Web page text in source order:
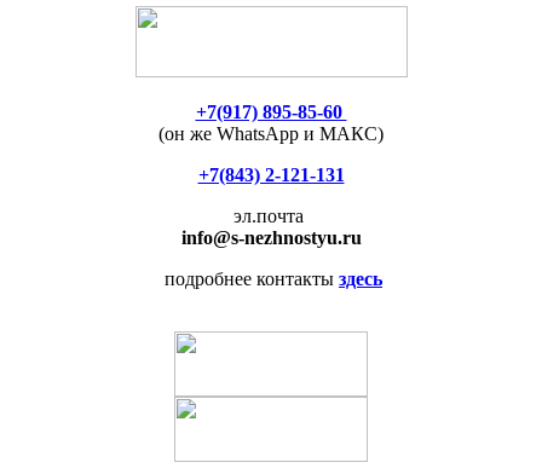
+7(917) 895-85-60
(он же WhatsApp и МАКС)
+7(843) 2-121-131
эл.почта
info@s-nezhnostyu.ru
подробнее контакты здесь